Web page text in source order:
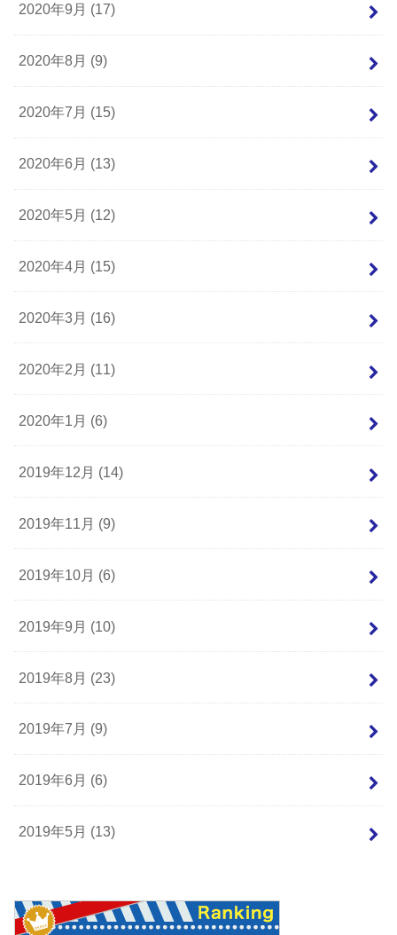
2020年9月 (17)
2020年8月 (9)
2020年7月 (15)
2020年6月 (13)
2020年5月 (12)
2020年4月 (15)
2020年3月 (16)
2020年2月 (11)
2020年1月 (6)
2019年12月 (14)
2019年11月 (9)
2019年10月 (6)
2019年9月 (10)
2019年8月 (23)
2019年7月 (9)
2019年6月 (6)
2019年5月 (13)